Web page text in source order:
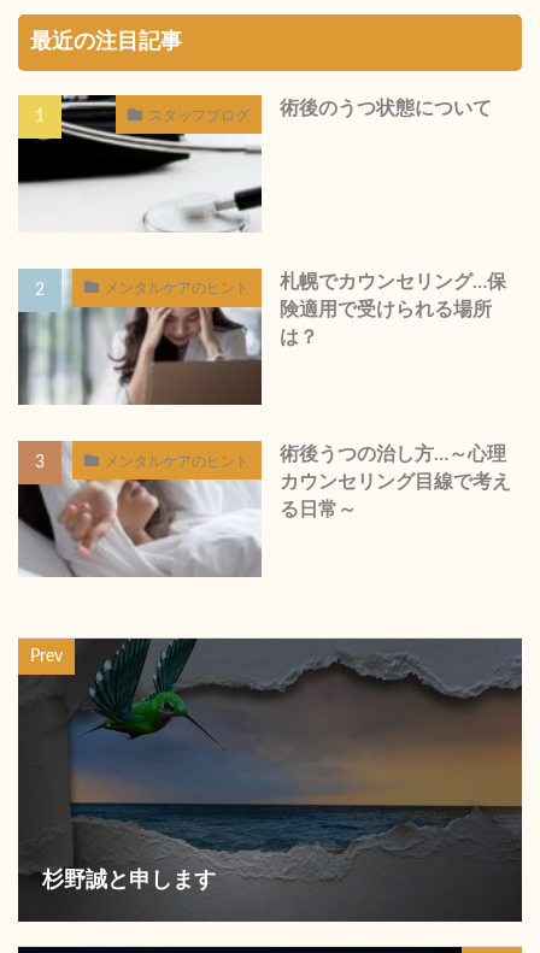
最近の注目記事
スタッフブログ 術後のうつ状態について
メンタルケアのヒント
札幌でカウンセリング…保
険適用で受けられる場所
は？
メンタルケアのヒント
術後うつの治し方…～心理
カウンセリング目線で考え
る日常～
Prev
杉野誠と申します